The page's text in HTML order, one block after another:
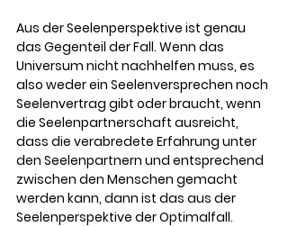
Aus der Seelenperspektive ist genau
das Gegenteil der Fall. Wenn das
Universum nicht nachhelfen muss, es
also weder ein Seelenversprechen noch
Seelenvertrag gibt oder braucht, wenn
die Seelenpartnerschaft ausreicht,
dass die verabredete Erfahrung unter
den Seelenpartnern und entsprechend
zwischen den Menschen gemacht
werden kann, dann ist das aus der
Seelenperspektive der Optimalfall.